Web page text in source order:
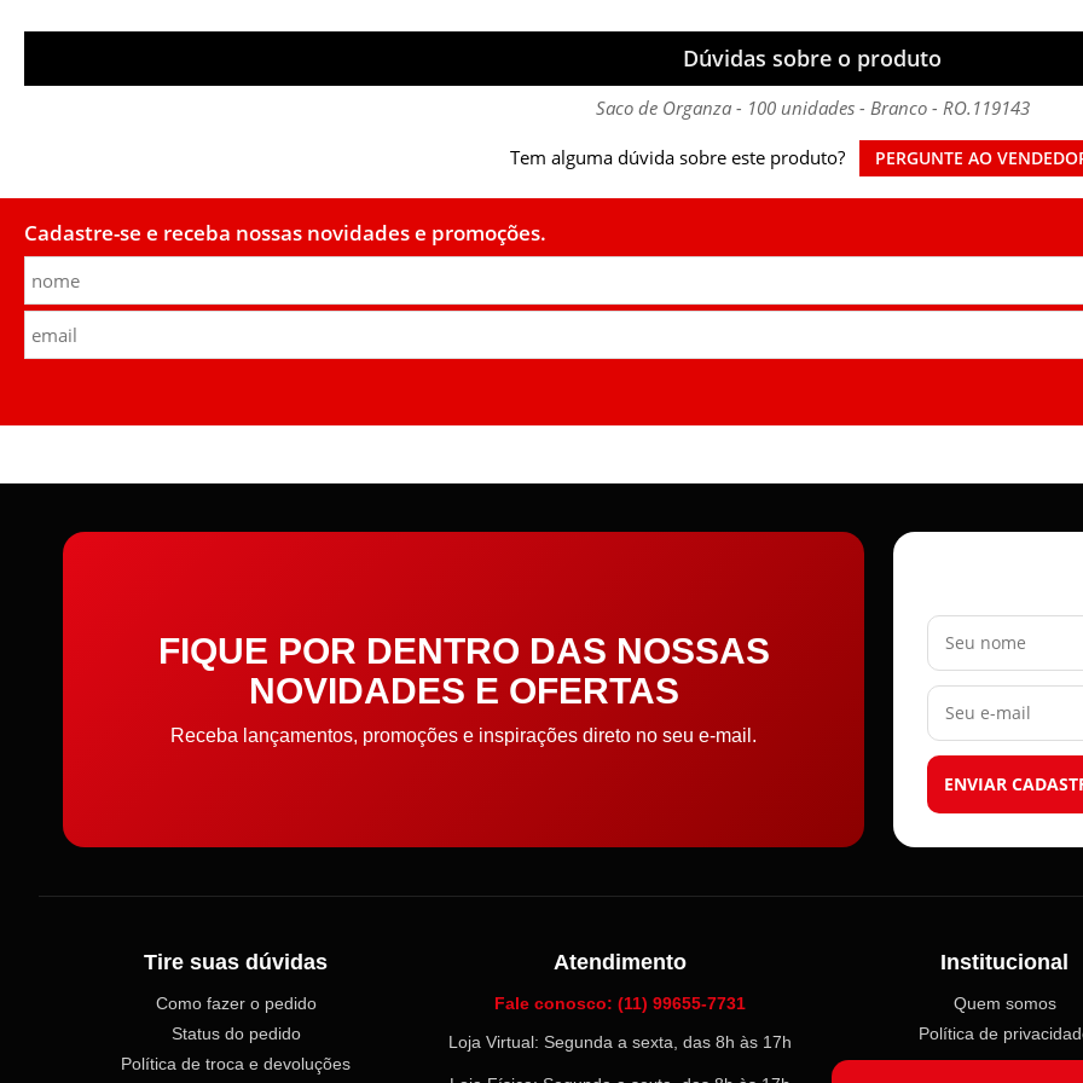
Dúvidas sobre o produto
Saco de Organza - 100 unidades - Branco - RO.119143
Tem alguma dúvida sobre este produto? PERGUNTE AO
Cadastre-se e receba nossas novidades e promoções.
FIQUE POR DENTRO DAS NOSSAS
NOVIDADES E OFERTAS
Receba lançamentos, promoções e inspirações direto no seu e-mail.
Seu nome
Seu e-mail
ENVIAR
Tire suas dúvidas
Como fazer o pedido
Status do pedido
Política de troca e devoluções
Atendimento
Fale conosco: (11) 99655-7731
Loja Virtual: Segunda a sexta, das 8h às 17h
Institucional
Quem somos
Política de